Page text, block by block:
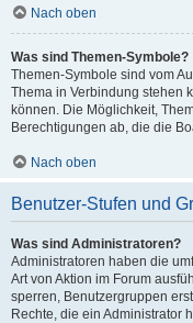
Nach oben
Was sind Themen-Symbole?
Themen-Symbole sind vom
Thema in Verbindung stehen
können. Die Möglichkeit,
Berechtigungen ab, die die
Nach oben
Benutzer-Stufen und
Was sind Administratoren?
Administratoren haben die
Art von Aktion im Forum
sperren, Benutzergruppen
Rechte, die ein Administrator